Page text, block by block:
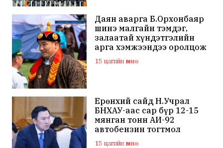
Даян аварга Б.Орхонбаяр
шинэ малгайн тэмдэг,
залаатай хүндэтгэлийн
арга хэмжээндээ оролцож
байна
15 цагийн өмнө
Ерөнхий сайд Н.Учрал
БНХАУ-аас сар бүр 12-15
мянган тонн АИ-92
автобензин тогтмол
нийлүүлэх хүсэлт тавилаа
15 цагийн өмнө